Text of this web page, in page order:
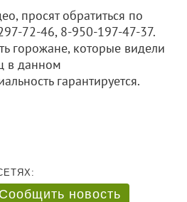
просят обратиться по
72-46, 8-950-197-47-37.
горожане, которые видели
в данном
гарантируется.
Сообщить новость